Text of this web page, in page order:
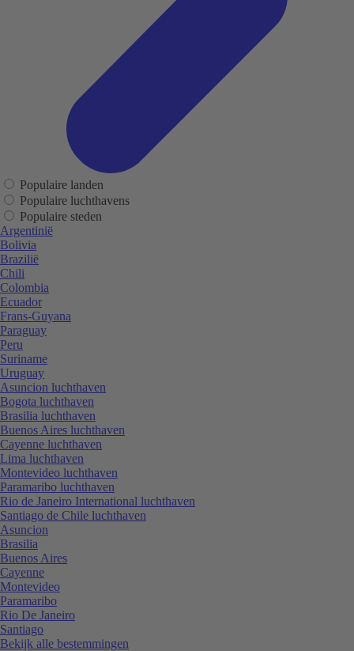
Populaire landen
Populaire luchthavens
Populaire steden
Argentinië
Bolivia
Brazilië
Chili
Colombia
Ecuador
Frans-Guyana
Paraguay
Peru
Suriname
Uruguay
Asuncion luchthaven
Bogota luchthaven
Brasilia luchthaven
Buenos Aires luchthaven
Cayenne luchthaven
Lima luchthaven
Montevideo luchthaven
Paramaribo luchthaven
Rio de Janeiro International luchthaven
Santiago de Chile luchthaven
Asuncion
Brasilia
Buenos Aires
Cayenne
Montevideo
Paramaribo
Rio De Janeiro
Santiago
Bekijk alle bestemmingen